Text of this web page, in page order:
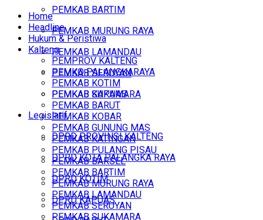
PEMKAB BARTIM
PEMKAB MURUNG RAYA
PEMKAB LAMANDAU
PEMKAB SERUYAN
PEMKAB SUKAMARA
Legislatif
DPRD PROVINSI KALTENG
DPRD KOTA PALANGKA RAYA
DPRD KOTIM
DPRD KAPUAS
Home
Headline
Hukum & Peristiwa
Kalteng
PEMPROV KALTENG
PEMKO PALANGKARAYA
PEMKAB KOTIM
PEMKAB KAPUAS
PEMKAB BARUT
PEMKAB KOBAR
PEMKAB GUNUNG MAS
PEMKAB KATINGAN
PEMKAB PULANG PISAU
PEMKAB BARSEL
PEMKAB BARTIM
PEMKAB MURUNG RAYA
PEMKAB LAMANDAU
PEMKAB SERUYAN
PEMKAB SUKAMARA